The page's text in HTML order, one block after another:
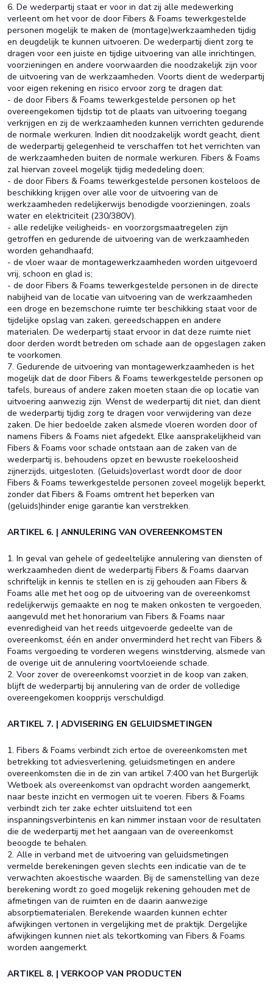
6. De wederpartij staat er voor in dat zij alle medewerking
verleent om het voor de door Fibers & Foams tewerkgestelde
personen mogelijk te maken de (montage)werkzaamheden tijdig
en deugdelijk te kunnen uitvoeren. De wederpartij dient zorg te
dragen voor een juiste en tijdige uitvoering van alle inrichtingen,
voorzieningen en andere voorwaarden die noodzakelijk zijn voor
de uitvoering van de werkzaamheden. Voorts dient de wederpartij
voor eigen rekening en risico ervoor zorg te dragen dat:
- de door Fibers & Foams tewerkgestelde personen op het
overeengekomen tijdstip tot de plaats van uitvoering toegang
verkrijgen en zij de werkzaamheden kunnen verrichten gedurende
de normale werkuren. Indien dit noodzakelijk wordt geacht, dient
de wederpartij gelegenheid te verschaffen tot het verrichten van
de werkzaamheden buiten de normale werkuren. Fibers & Foams
zal hiervan zoveel mogelijk tijdig mededeling doen;
- de door Fibers & Foams tewerkgestelde personen kosteloos de
beschikking krijgen over alle voor de uitvoering van de
werkzaamheden redelijkerwijs benodigde voorzieningen, zoals
water en elektriciteit (230/380V).
- alle redelijke veiligheids- en voorzorgsmaatregelen zijn
getroffen en gedurende de uitvoering van de werkzaamheden
worden gehandhaafd;
- de vloer waar de montagewerkzaamheden worden uitgevoerd
vrij, schoon en glad is;
- de door Fibers & Foams tewerkgestelde personen in de directe
nabijheid van de locatie van uitvoering van de werkzaamheden
een droge en bezemschone ruimte ter beschikking staat voor de
tijdelijke opslag van zaken, gereedschappen en andere
materialen. De wederpartij staat ervoor in dat deze ruimte niet
door derden wordt betreden om schade aan de opgeslagen zaken
te voorkomen.
7. Gedurende de uitvoering van montagewerkzaamheden is het
mogelijk dat de door Fibers & Foams tewerkgestelde personen op
tafels, bureaus of andere zaken moeten staan die op locatie van
uitvoering aanwezig zijn. Wenst de wederpartij dit niet, dan dient
de wederpartij tijdig zorg te dragen voor verwijdering van deze
zaken. De hier bedoelde zaken alsmede vloeren worden door of
namens Fibers & Foams niet afgedekt. Elke aansprakelijkheid van
Fibers & Foams voor schade ontstaan aan de zaken van de
wederpartij is, behoudens opzet en bewuste roekeloosheid
zijnerzijds, uitgesloten. (Geluids)overlast wordt door de door
Fibers & Foams tewerkgestelde personen zoveel mogelijk beperkt,
zonder dat Fibers & Foams omtrent het beperken van
(geluids)hinder enige garantie kan verstrekken.
ARTIKEL 6. | ANNULERING VAN OVEREENKOMSTEN
1. In geval van gehele of gedeeltelijke annulering van diensten of
werkzaamheden dient de wederpartij Fibers & Foams daarvan
schriftelijk in kennis te stellen en is zij gehouden aan Fibers &
Foams alle met het oog op de uitvoering van de overeenkomst
redelijkerwijs gemaakte en nog te maken onkosten te vergoeden,
aangevuld met het honorarium van Fibers & Foams naar
evenredigheid van het reeds uitgevoerde gedeelte van de
overeenkomst, één en ander onverminderd het recht van Fibers &
Foams vergoeding te vorderen wegens winstderving, alsmede van
de overige uit de annulering voortvloeiende schade.
2. Voor zover de overeenkomst voorziet in de koop van zaken,
blijft de wederpartij bij annulering van de order de volledige
overeengekomen koopprijs verschuldigd.
ARTIKEL 7. | ADVISERING EN GELUIDSMETINGEN
1. Fibers & Foams verbindt zich ertoe de overeenkomsten met
betrekking tot adviesverlening, geluidsmetingen en andere
overeenkomsten die in de zin van artikel 7:400 van het Burgerlijk
Wetboek als overeenkomst van opdracht worden aangemerkt,
naar beste inzicht en vermogen uit te voeren. Fibers & Foams
verbindt zich ter zake echter uitsluitend tot een
inspanningsverbintenis en kan nimmer instaan voor de resultaten
die de wederpartij met het aangaan van de overeenkomst
beoogde te behalen.
2. Alle in verband met de uitvoering van geluidsmetingen
vermelde berekeningen geven slechts een indicatie van de te
verwachten akoestische waarden. Bij de samenstelling van deze
berekening wordt zo goed mogelijk rekening gehouden met de
afmetingen van de ruimten en de daarin aanwezige
absorptiematerialen. Berekende waarden kunnen echter
afwijkingen vertonen in vergelijking met de praktijk. Dergelijke
afwijkingen kunnen niet als tekortkoming van Fibers & Foams
worden aangemerkt.
ARTIKEL 8. | VERKOOP VAN PRODUCTEN